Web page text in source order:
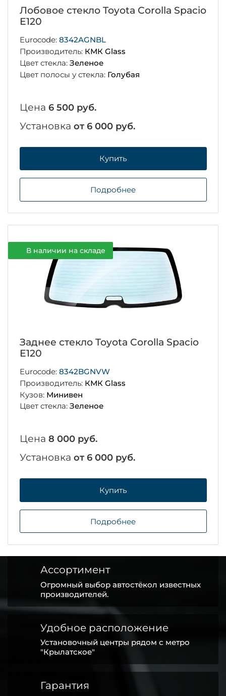
Лобовое стекло Toyota Corolla Spacio
E120
Eurocode: 8342AGNBL
Производитель: КМК Glass
Цвет стекла: Зеленое
Цвет полосы у стекла: Голубая
Цена 6 500 руб.
Установка от 6 000 руб.
Купить
Подробнее
В наличии на складе
Заднее стекло Toyota Corolla Spacio
E120
Eurocode: 8342BGNVW
Производитель: КМК Glass
Кузов: Минивен
Цвет стекла: Зеленое
Цена 8 000 руб.
Установка от 6 000 руб.
Купить
Подробнее
Ассортимент
Огромный выбор автостёкол известных
производителей.
Удобное расположение
Установочный центры рядом с метро
"Крылатское"
Гарантия